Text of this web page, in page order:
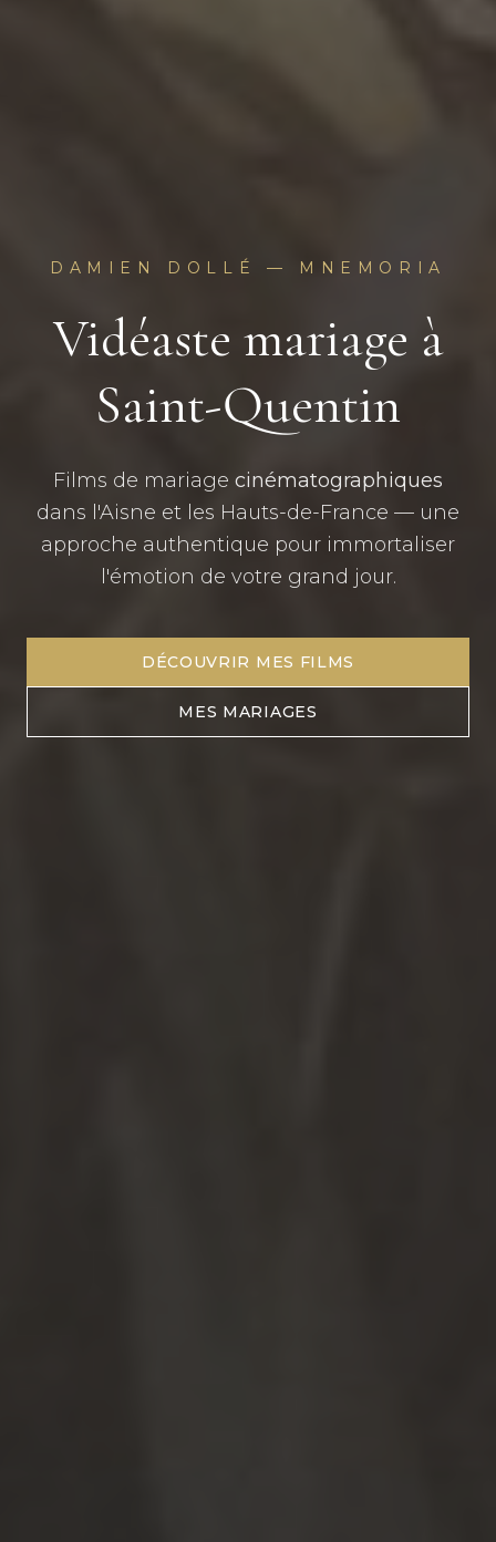
DAMIEN DOLLÉ — MNEMORIA
Vidéaste mariage à
Saint-Quentin
Films de mariage cinématographiques
dans l'Aisne et les Hauts-de-France — une
approche authentique pour immortaliser
l'émotion de votre grand jour.
DÉCOUVRIR MES FILMS
MES MARIAGES